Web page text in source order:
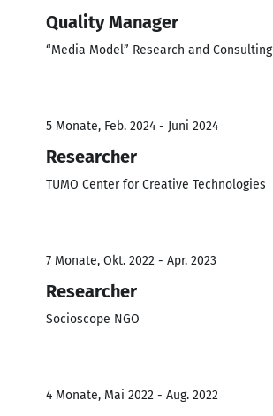
Quality Manager
“Media Model” Research and Consulting
5 Monate, Feb. 2024 - Juni 2024
Researcher
TUMO Center for Creative Technologies
7 Monate, Okt. 2022 - Apr. 2023
Researcher
Socioscope NGO
4 Monate, Mai 2022 - Aug. 2022